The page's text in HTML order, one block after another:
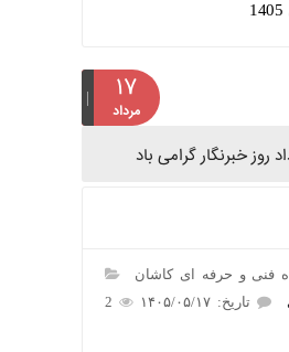
۱۷
مرداد
حرفه ای کاشان
۱۴۰۵/۰۵/۱۷
2